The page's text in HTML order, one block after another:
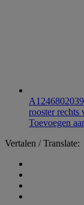
rooster rechts
Toevoegen
Vertalen / Translate: